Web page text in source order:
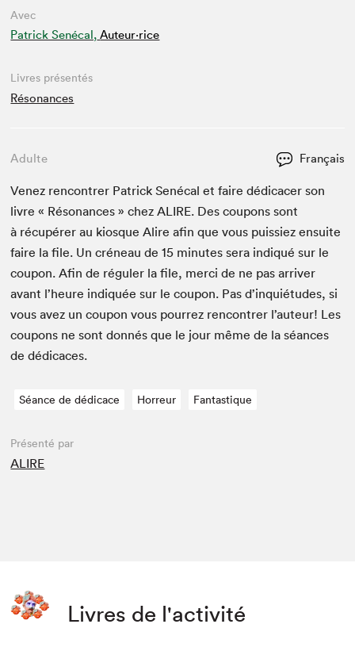
Avec
Patrick Senécal, Auteur·rice
Livres présentés
Résonances
Adulte Français
Venez ren­con­tr­er Patrick Sené­cal et faire dédi­cac­er son
livre « Réso­nances » chezALIRE. Des coupons sont
à récupér­er au kiosque Alire afin que vous puissiez ensuite
faire la file. Un créneau de15 min­utes sera indiqué sur le
coupon. Afin de réguler la file, mer­ci de ne pas arriv­er
avant l’heure indiquée sur le coupon. Pas d’inquiétudes, si
vous avez un coupon vous pour­rez ren­con­tr­er l’auteur! Les
coupons ne sont don­nés que le jour même de la séances
de dédicaces.
Séance de dédicace Horreur Fantastique
Présenté par
ALIRE
Livres de l'activité